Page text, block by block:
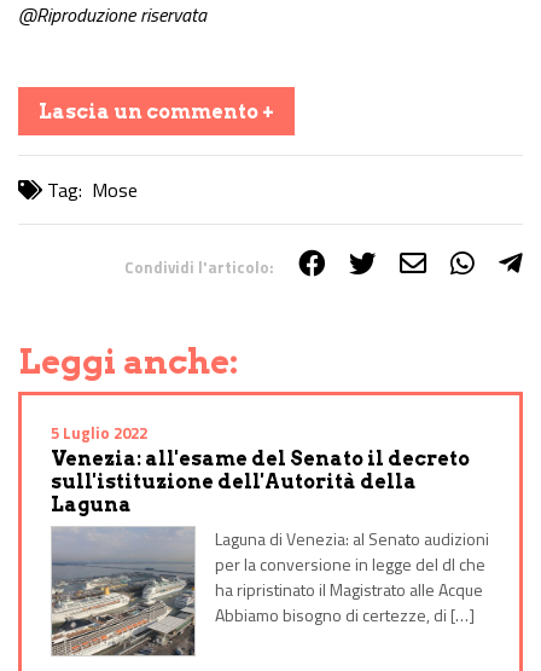
@Riproduzione riservata
Lascia un commento +
Tag: Mose
Condividi l'articolo:
Leggi anche:
5 Luglio 2022
Venezia: all'esame del Senato il decreto
sull'istituzione dell'Autorità della
Laguna
Laguna di Venezia: al Senato audizioni
per la conversione in legge del dl che
ha ripristinato il Magistrato alle Acque
Abbiamo bisogno di certezze, di […]